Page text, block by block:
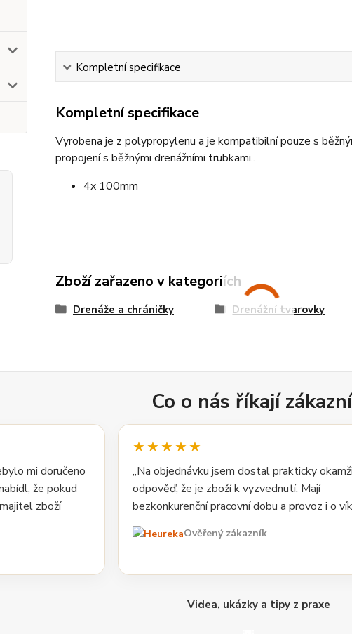
Kompletní specifikace
Kompletní specifikace
Vyrobena je z polypropylenu a je kompatibilní pouze s
propojení s běžnými drenážními trubkami..
4x 100mm
Zboží zařazeno v kategoriích
Drenáže a chráničky Drenážní tvarovky
Co o nás říkají
mi doručeno
že pokud
zboží
★★★★★
„Na objednávku jsem dostal prakticky
odpověď, že je zboží k vyzvednutí. Mají
bezkonkurenční pracovní dobu a provoz i o
Ověřený zákazník
Videa, ukázky a tipy z praxe